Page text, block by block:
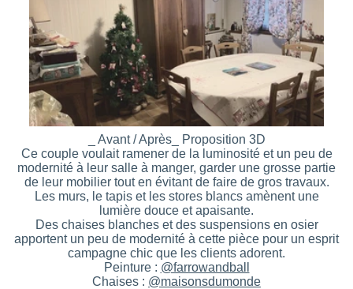
_ Avant / Après_ Proposition 3D
Ce couple voulait ramener de la luminosité et un peu de
modernité à leur salle à manger, garder une grosse partie
de leur mobilier tout en évitant de faire de gros travaux.
Les murs, le tapis et les stores blancs amènent une
lumière douce et apaisante.
Des chaises blanches et des suspensions en osier
apportent un peu de modernité à cette pièce pour un esprit
campagne chic que les clients adorent.
Peinture : @farrowandball
Chaises : @maisonsdumonde